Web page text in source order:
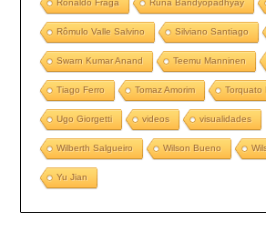
Ronaldo Fraga Runa Bandyopadhyay
Rômulo Valle Salvino Silviano Santiago
Swarn Kumar Anand Teemu Manninen
Tiago Ferro Tomaz Amorim Torquato
Ugo Giorgetti videos visualidades
Wilberth Salgueiro Wilson Bueno
Yu Jian